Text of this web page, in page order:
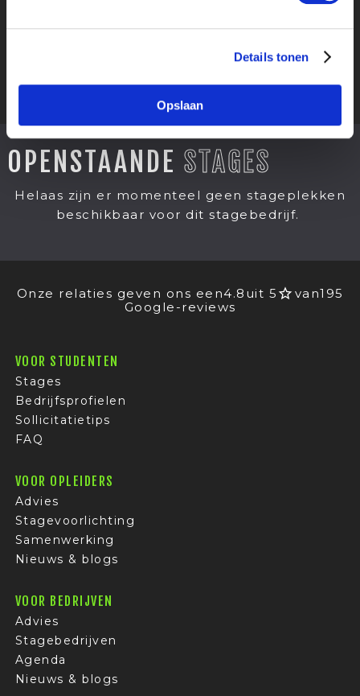
Details tonen
Opslaan
OPENSTAANDE STAGES
Helaas zijn er momenteel geen stageplekken
beschikbaar voor dit stagebedrijf.
Onze relaties geven ons een4.8 uit 5 van195
Google-reviews
VOOR STUDENTEN
Stages
Bedrijfsprofielen
Sollicitatietips
FAQ
VOOR OPLEIDERS
Advies
Stagevoorlichting
Samenwerking
Nieuws & blogs
VOOR BEDRIJVEN
Advies
Stagebedrijven
Agenda
Nieuws & blogs